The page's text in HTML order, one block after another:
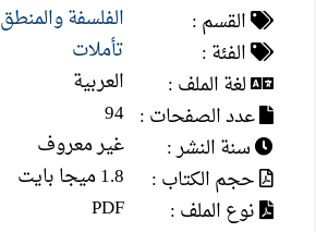
القسم :
الفلسفة والمنطق
الفئة :
تأملات
لغة الملف :
العربية
عدد الصفحات : 94
سنة النشر :
غير معروف
حجم الكتاب :
1.8 ميجا بايت
نوع الملف :
PDF